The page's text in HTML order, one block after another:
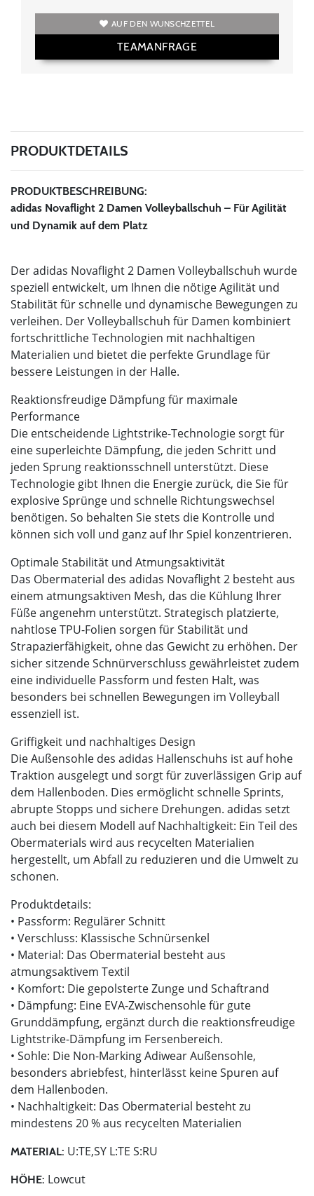
AUF DEN WUNSCHZETTEL
TEAMANFRAGE
PRODUKTDETAILS
PRODUKTBESCHREIBUNG:
adidas Novaflight 2 Damen Volleyballschuh – Für Agilität
und Dynamik auf dem Platz
Der adidas Novaflight 2 Damen Volleyballschuh wurde
speziell entwickelt, um Ihnen die nötige Agilität und
Stabilität für schnelle und dynamische Bewegungen zu
verleihen. Der Volleyballschuh für Damen kombiniert
fortschrittliche Technologien mit nachhaltigen
Materialien und bietet die perfekte Grundlage für
bessere Leistungen in der Halle.
Reaktionsfreudige Dämpfung für maximale
Performance
Die entscheidende Lightstrike-Technologie sorgt für
eine superleichte Dämpfung, die jeden Schritt und
jeden Sprung reaktionsschnell unterstützt. Diese
Technologie gibt Ihnen die Energie zurück, die Sie für
explosive Sprünge und schnelle Richtungswechsel
benötigen. So behalten Sie stets die Kontrolle und
können sich voll und ganz auf Ihr Spiel konzentrieren.
Optimale Stabilität und Atmungsaktivität
Das Obermaterial des adidas Novaflight 2 besteht aus
einem atmungsaktiven Mesh, das die Kühlung Ihrer
Füße angenehm unterstützt. Strategisch platzierte,
nahtlose TPU-Folien sorgen für Stabilität und
Strapazierfähigkeit, ohne das Gewicht zu erhöhen. Der
sicher sitzende Schnürverschluss gewährleistet zudem
eine individuelle Passform und festen Halt, was
besonders bei schnellen Bewegungen im Volleyball
essenziell ist.
Griffigkeit und nachhaltiges Design
Die Außensohle des adidas Hallenschuhs ist auf hohe
Traktion ausgelegt und sorgt für zuverlässigen Grip auf
dem Hallenboden. Dies ermöglicht schnelle Sprints,
abrupte Stopps und sichere Drehungen. adidas setzt
auch bei diesem Modell auf Nachhaltigkeit: Ein Teil des
Obermaterials wird aus recycelten Materialien
hergestellt, um Abfall zu reduzieren und die Umwelt zu
schonen.
Produktdetails:
• Passform: Regulärer Schnitt
• Verschluss: Klassische Schnürsenkel
• Material: Das Obermaterial besteht aus
atmungsaktivem Textil
• Komfort: Die gepolsterte Zunge und Schaftrand
• Dämpfung: Eine EVA-Zwischensohle für gute
Grunddämpfung, ergänzt durch die reaktionsfreudige
Lightstrike-Dämpfung im Fersenbereich.
• Sohle: Die Non-Marking Adiwear Außensohle,
besonders abriebfest, hinterlässt keine Spuren auf
dem Hallenboden.
• Nachhaltigkeit: Das Obermaterial besteht zu
mindestens 20 % aus recycelten Materialien
MATERIAL: U:TE,SY L:TE S:RU
HÖHE: Lowcut